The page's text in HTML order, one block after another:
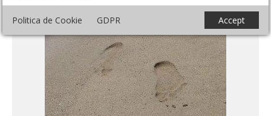
Politica de Cookie GDPR Accept